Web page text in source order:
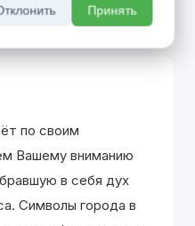
по своим
Вашему вниманию
в себя дух
Символы города в
Принять